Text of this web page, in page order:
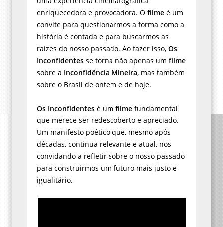
enriquecedora e provocadora. O filme é um
convite para questionarmos a forma como a
história é contada e para buscarmos as
raízes do nosso passado. Ao fazer isso, Os
Inconfidentes se torna não apenas um filme
sobre a Inconfidência Mineira, mas também
sobre o Brasil de ontem e de hoje.
Os Inconfidentes é um filme fundamental
que merece ser redescoberto e apreciado.
Um manifesto poético que, mesmo após
décadas, continua relevante e atual, nos
convidando a refletir sobre o nosso passado
para construirmos um futuro mais justo e
igualitário.